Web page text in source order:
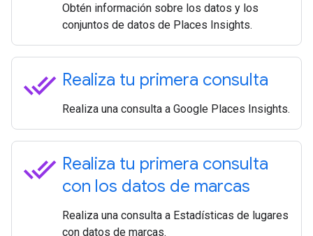
Obtén información sobre los datos y los
conjuntos de datos de Places Insights.
done_all Realiza tu primera consulta
Realiza una consulta a Google Places Insights.
done_all Realiza tu primera consulta
con los datos de marcas
Realiza una consulta a Estadísticas de lugares
con datos de marcas.